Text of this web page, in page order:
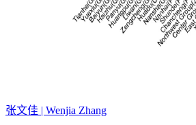
张文佳 | Wenjia Zhang